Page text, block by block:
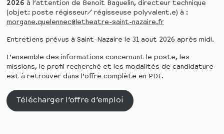
2026 à l’attention de Benoit Baguelin, directeur technique
(objet: poste régisseur/ régisseuse polyvalent.e) à :
morgane.quelennec@letheatre-saint-nazaire.fr
Entretiens prévus à Saint-Nazaire le 31 aout 2026 après midi.
L’ensemble des informations concernant le poste, les
missions, le profil recherché et les modalités de candidature
est à retrouver dans l’offre complète en PDF.
Télécharger l’offre d’emploi